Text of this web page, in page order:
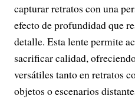
capturar retratos con una
efecto de profundidad que
detalle. Esta lente permite
sacrificar calidad,
versátiles tanto en retratos
objetos o escenarios